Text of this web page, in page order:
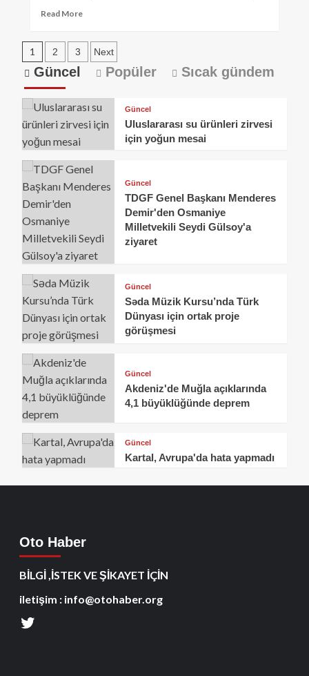
Read More
1 2 3 Next
Güncel Popüler Sıcak gündem
Güncel
Uluslararası su ürünleri zirvesi
için yoğun mesai
Güncel
TDGF Genel Başkanı Menderes
Demir'den Osmaniye
Milletvekili Seydi Gülsoy'a
ziyaret
Güncel
Səda Müzik Kursu’nda Türk
Dünyası için ortak proje
görüşmesi
Güncel
Akdeniz'de Muğla açıklarında
4,1 büyüklüğünde deprem
Güncel
Kartal, Avrupa'da hata yapmadı
Oto Haber
BİLGİ ,İSTEK VE ŞİKAYET İÇİN
iletişim : info@otohaber.org